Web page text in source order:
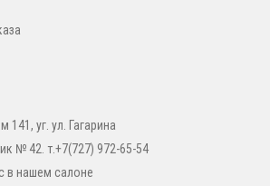
уг. ул. Гагарина
№ 42. т.+7(727) 972-65-54
в нашем салоне